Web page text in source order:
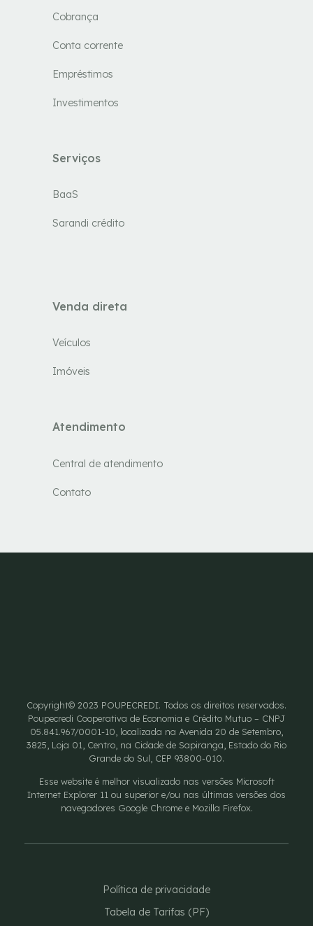
Cobrança
Conta corrente
Empréstimos
Investimentos
Serviços
BaaS
Sarandi crédito
Venda direta
Veículos
Imóveis
Atendimento
Central de atendimento
Contato
Copyright© 2023 POUPECREDI. Todos os direitos reservados.
Poupecredi Cooperativa de Economia e Crédito Mutuo – CNPJ
05.841.967/0001-10, localizada na Avenida 20 de Setembro,
3825, Loja 01, Centro, na Cidade de Sapiranga, Estado do Rio
Grande do Sul, CEP 93800-010.
Esse website é melhor visualizado nas versões Microsoft
Internet Explorer 11 ou superior e/ou nas últimas versões dos
navegadores Google Chrome e Mozilla Firefox.
Política de privacidade
Tabela de Tarifas (PF)